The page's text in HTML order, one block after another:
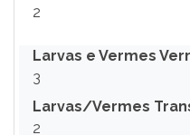
2
Larvas e Vermes
3
Larvas/Vermes
2